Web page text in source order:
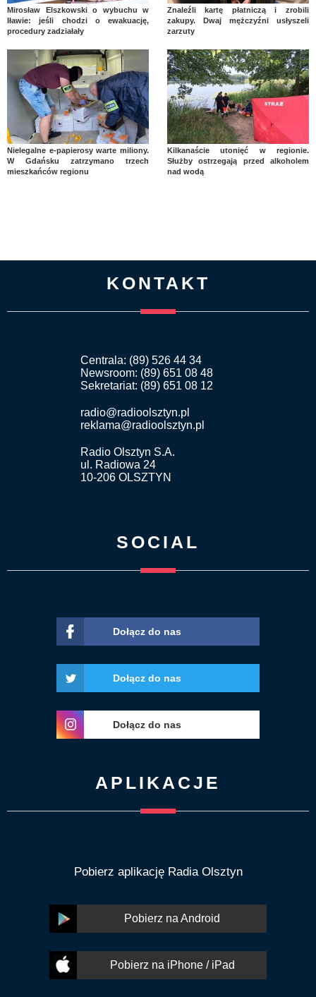
Mirosław Elszkowski o wybuchu w
Iławie: jeśli chodzi o ewakuację,
procedury zadziałały
Znaleźli kartę płatniczą i zrobili
zakupy. Dwaj mężczyźni usłyszeli
zarzuty
Nielegalne e-papierosy warte miliony.
W Gdańsku zatrzymano trzech
mieszkańców regionu
Kilkanaście utonięć w regionie.
Służby ostrzegają przed alkoholem
nad wodą
KONTAKT
Centrala: (89) 526 44 34
Newsroom: (89) 651 08 48
Sekretariat: (89) 651 08 12
radio@radioolsztyn.pl
reklama@radioolsztyn.pl
Radio Olsztyn S.A.
ul. Radiowa 24
10-206 OLSZTYN
SOCIAL
Dołącz do nas
Dołącz do nas
Dołącz do nas
APLIKACJE
Pobierz aplikację Radia Olsztyn
Pobierz na Android
Pobierz na iPhone / iPad